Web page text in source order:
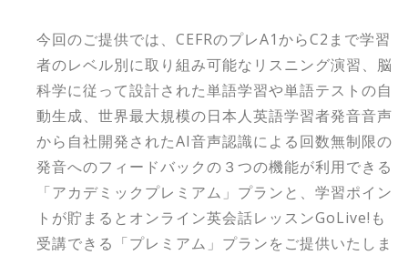
今回のご提供では、CEFRのプレA1からC2まで学習
者のレベル別に取り組み可能なリスニング演習、脳
科学に従って設計された単語学習や単語テストの自
動生成、世界最大規模の日本人英語学習者発音音声
から自社開発されたAI音声認識による回数無制限の
発音へのフィードバックの３つの機能が利用できる
「アカデミックプレミアム」プランと、学習ポイン
トが貯まるとオンライン英会話レッスンGoLive!も
受講できる「プレミアム」プランをご提供いたしま